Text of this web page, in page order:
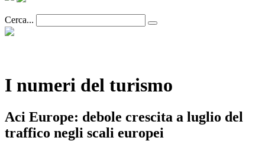
Cerca...
I numeri del turismo
Aci Europe: debole crescita a luglio del
traffico negli scali europei